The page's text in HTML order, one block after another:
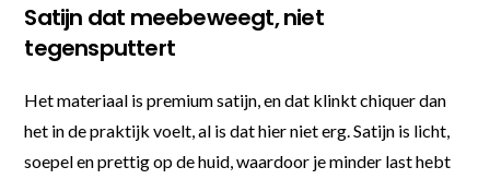
Satijn dat meebeweegt, niet
tegensputtert
Het materiaal is premium satijn, en dat klinkt chiquer dan
het in de praktijk voelt, al is dat hier niet erg. Satijn is licht,
soepel en prettig op de huid, waardoor je minder last hebt